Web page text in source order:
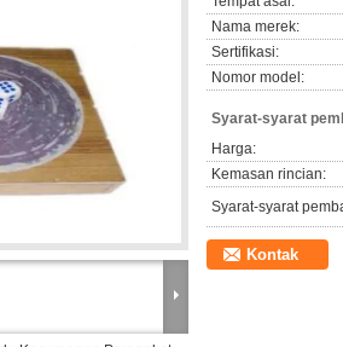
Nama merek:
Sertifikasi:
Nomor model:
Syarat-syarat
Harga:
Kemasan rincian:
Syarat-syarat
Kontak